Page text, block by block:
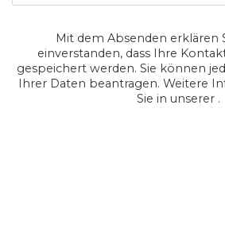
Mit dem Absenden erklären
einverstanden, dass Ihre
gespeichert werden. Sie können
Ihrer Daten beantragen. Weitere
Sie in unserer .